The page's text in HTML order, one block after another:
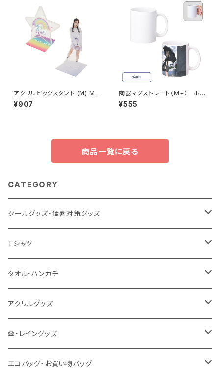
アクリルビッグスタンド (M) MG
210×260mm
¥907
陶器マグストレート（M+） ホワ
イト MG
¥555
商品一覧に戻る
CATEGORY
クールグッズ・猛暑対策グッズ
扇風機
うちわ
猛暑グッズ
冷感グッズ
Tシャツ
カスタムプリントTシャツ（国内プリント）
イージーオーダーTシャツ（海外生産）
タオル・ハンカチ
名入れタオル
今治タオル
泉州おくばりタオル
アクリルグッズ
キーホルダー
スタンド
傘・レイングッズ
傘
エコバッグ・お買い物バッグ